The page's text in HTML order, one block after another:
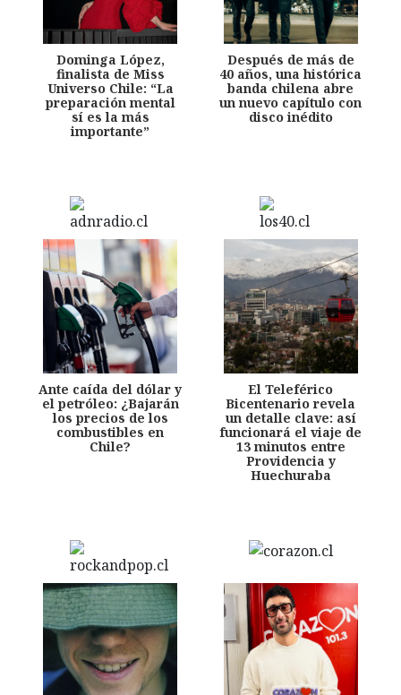
Dominga López,
finalista de Miss
Universo Chile: “La
preparación mental
sí es la más
importante”
Después de más de
40 años, una histórica
banda chilena abre
un nuevo capítulo con
disco inédito
Ante caída del dólar y
el petróleo: ¿Bajarán
los precios de los
combustibles en
Chile?
El Teleférico
Bicentenario revela
un detalle clave: así
funcionará el viaje de
13 minutos entre
Providencia y
Huechuraba